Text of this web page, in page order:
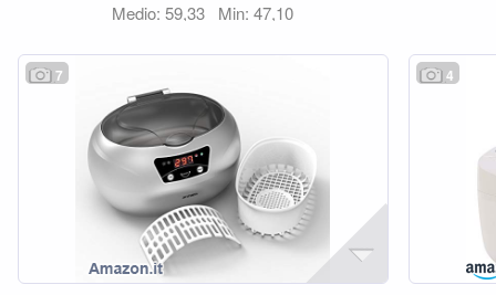
Medio: 59,33 Min: 47,10
7 4